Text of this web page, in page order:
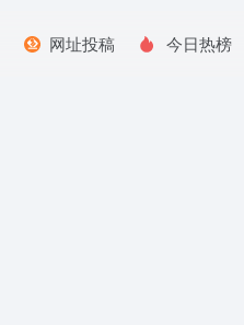
网址投稿 今日热榜